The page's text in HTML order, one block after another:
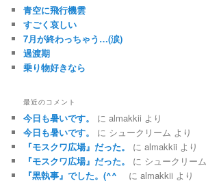
青空に飛行機雲
すごく哀しい
7月が終わっちゃう…(涙)
過渡期
乗り物好きなら
最近のコメント
今日も暑いです。 にalmakkii より
今日も暑いです。
に シュークリーム より
『モスクワ広場』だった。
にalmakkii より
『モスクワ広場』だった。
に シュークリーム
『黒執事』でした。(^^ゞ
にalmakkii より